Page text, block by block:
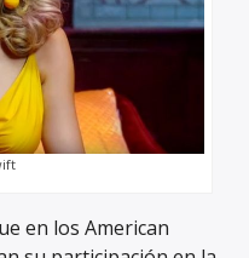
en los American